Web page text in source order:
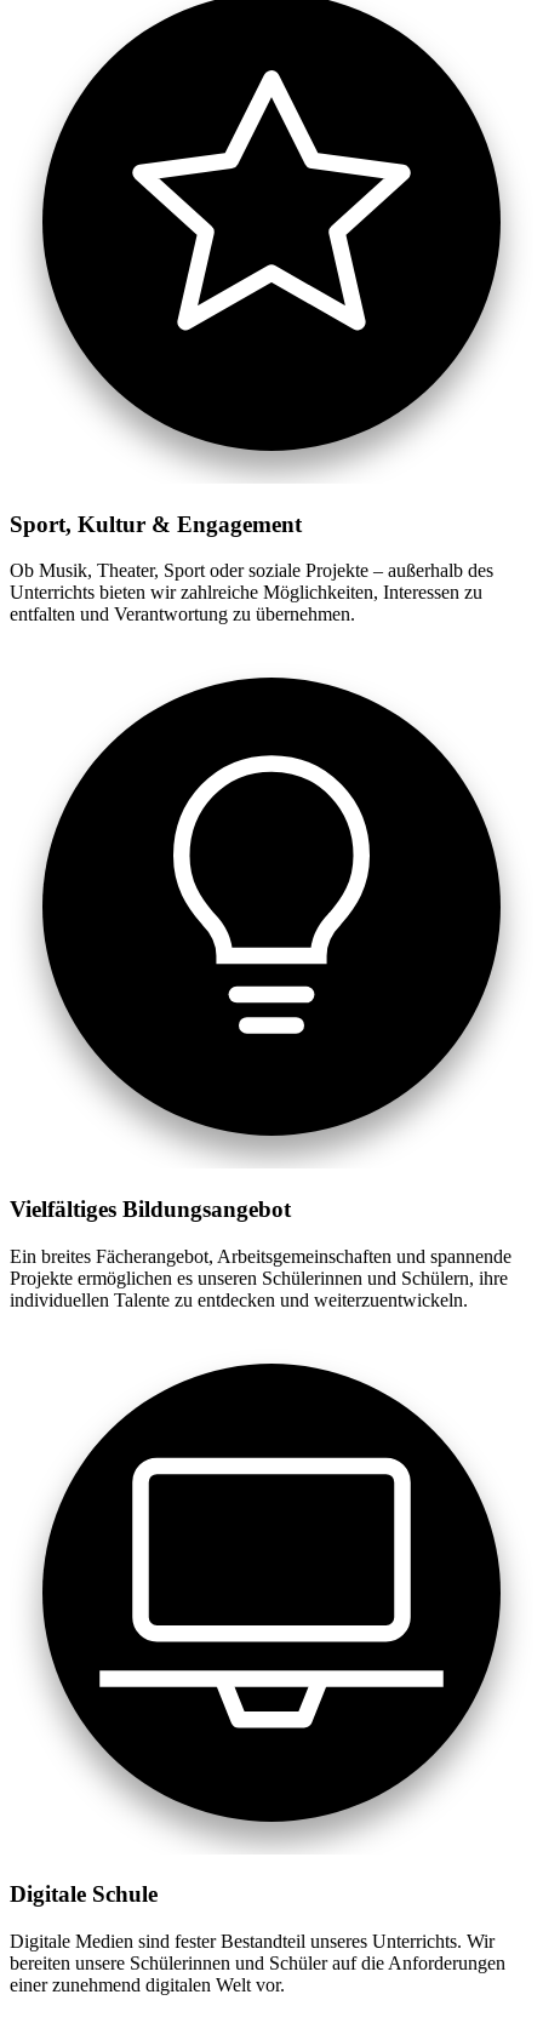
Sport, Kultur & Engagement
Ob Musik, Theater, Sport oder soziale Projekte – außerhalb des
Unterrichts bieten wir zahlreiche Möglichkeiten, Interessen zu
entfalten und Verantwortung zu übernehmen.
Vielfältiges Bildungsangebot
Ein breites Fächerangebot, Arbeitsgemeinschaften und spannende
Projekte ermöglichen es unseren Schülerinnen und Schülern, ihre
individuellen Talente zu entdecken und weiterzuentwickeln.
Digitale Schule
Digitale Medien sind fester Bestandteil unseres Unterrichts. Wir
bereiten unsere Schülerinnen und Schüler auf die Anforderungen
einer zunehmend digitalen Welt vor.